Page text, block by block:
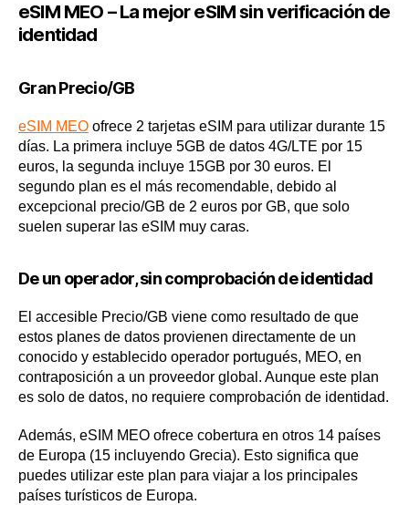
eSIM MEO – La mejor eSIM sin verificación de
identidad
Gran Precio/GB
eSIM MEO ofrece 2 tarjetas eSIM para utilizar durante 15
días. La primera incluye 5GB de datos 4G/LTE por 15
euros, la segunda incluye 15GB por 30 euros. El
segundo plan es el más recomendable, debido al
excepcional precio/GB de 2 euros por GB, que solo
suelen superar las eSIM muy caras.
De un operador, sin comprobación de identidad
El accesible Precio/GB viene como resultado de que
estos planes de datos provienen directamente de un
conocido y establecido operador portugués, MEO, en
contraposición a un proveedor global. Aunque este plan
es solo de datos, no requiere comprobación de identidad.
Además, eSIM MEO ofrece cobertura en otros 14 países
de Europa (15 incluyendo Grecia). Esto significa que
puedes utilizar este plan para viajar a los principales
países turísticos de Europa.